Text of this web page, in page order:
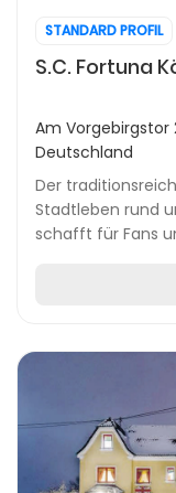
STANDARD PROFIL
S.C. Fortuna
Am Vorgebirgstor
Deutschland
Der
Stadtleben rund
schafft für Fans